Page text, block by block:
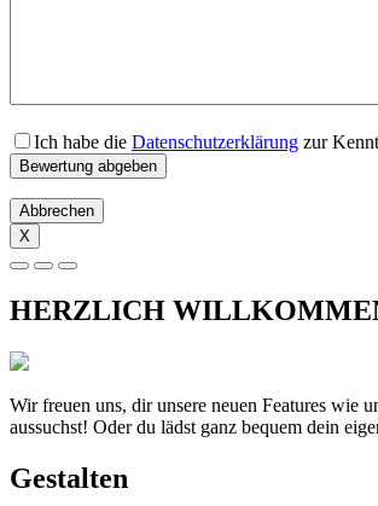
Ich habe die Datenschutzerklärung zur
Abbrechen
X
HERZLICH
Wir freuen uns, dir unsere neuen Features wie
aussuchst! Oder du lädst ganz bequem dein
Gestalten